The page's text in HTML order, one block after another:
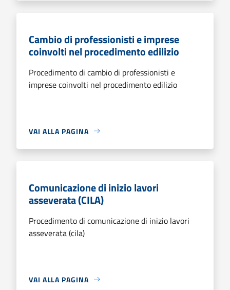
Cambio di professionisti e imprese
coinvolti nel procedimento edilizio
Procedimento di cambio di professionisti e
imprese coinvolti nel procedimento edilizio
VAI ALLA PAGINA
Comunicazione di inizio lavori
asseverata (CILA)
Procedimento di comunicazione di inizio lavori
asseverata (cila)
VAI ALLA PAGINA